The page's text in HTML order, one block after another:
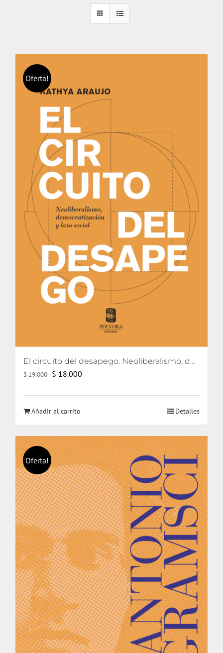
Oferta!
El circuito del desapego. Neoliberalismo, democratización y lazo social
$19.000 El
original
era:
$ 18.000
actual
Añadir al carrito Detalles
Oferta!